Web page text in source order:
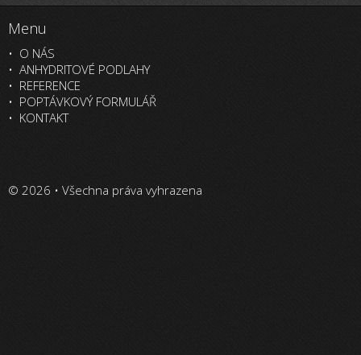
Menu
O NÁS
ANHYDRITOVÉ PODLAHY
REFERENCE
POPTÁVKOVÝ FORMULÁŘ
KONTAKT
© 2026 • Všechna práva vyhrazena